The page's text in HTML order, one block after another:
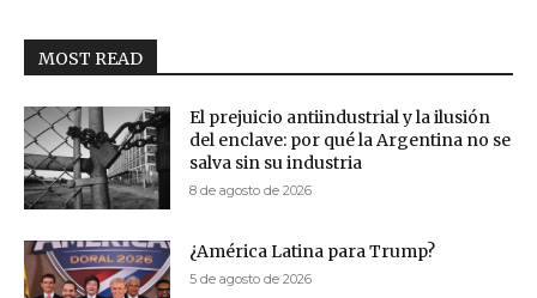
MOST READ
El prejuicio antiindustrial y la ilusión
del enclave: por qué la Argentina no se
salva sin su industria
8 de agosto de 2026
¿América Latina para Trump?
5 de agosto de 2026